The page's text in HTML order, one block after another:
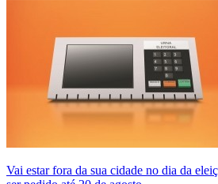
Vai estar fora da sua cidade no dia da